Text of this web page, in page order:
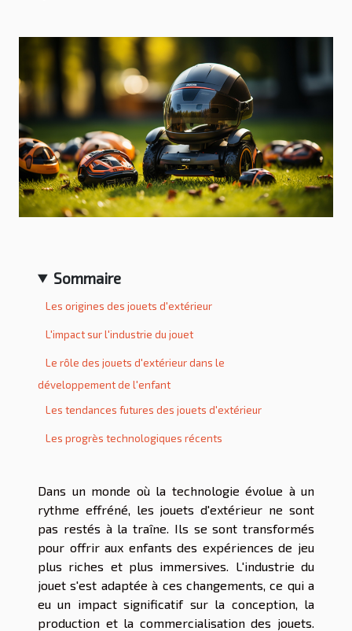
Sommaire
Les origines des jouets d'extérieur
L'impact sur l'industrie du jouet
Le rôle des jouets d'extérieur dans le
développement de l'enfant
Les tendances futures des jouets d'extérieur
Les progrès technologiques récents
Dans un monde où la technologie évolue à un
rythme effréné, les jouets d'extérieur ne sont
pas restés à la traîne. Ils se sont transformés
pour offrir aux enfants des expériences de jeu
plus riches et plus immersives. L'industrie du
jouet s'est adaptée à ces changements, ce qui a
eu un impact significatif sur la conception, la
production et la commercialisation des jouets.